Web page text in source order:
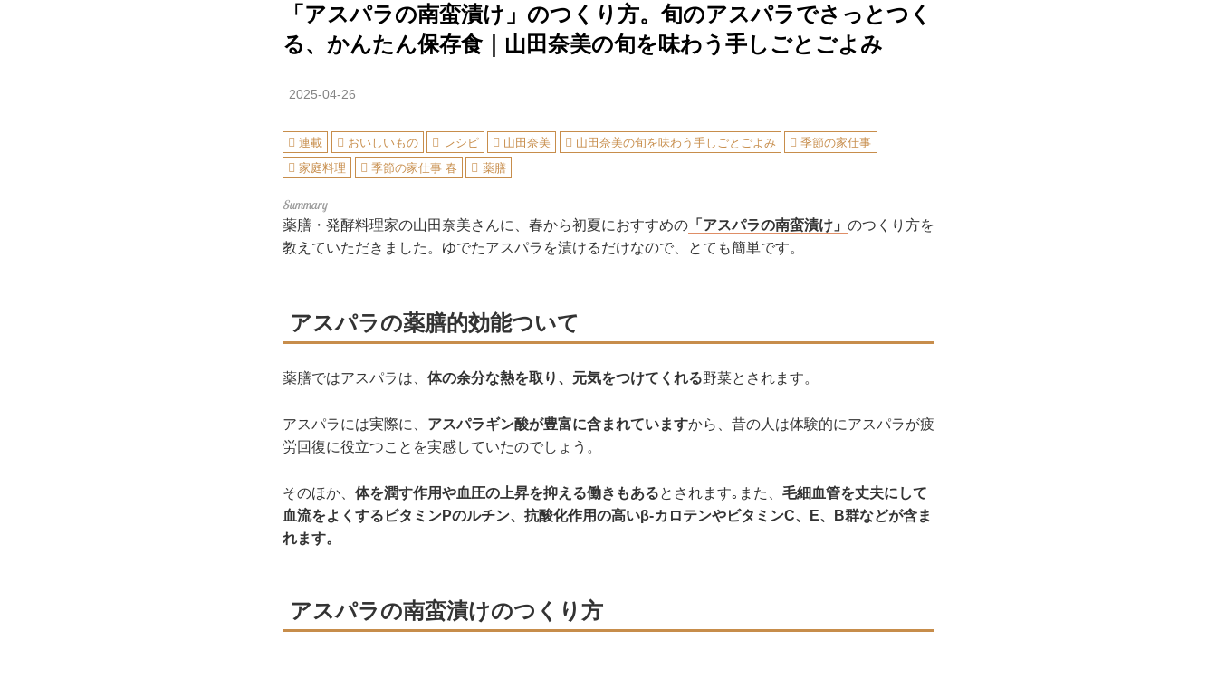
「アスパラの南蛮漬け」のつくり方。旬のアスパラでさっとつく
る、かんたん保存食｜山田奈美の旬を味わう手しごとごよみ
2025-04-26
連載 おいしいもの レシピ 山田奈美 山田奈美の旬を味わう手しごとごよみ
季節の家仕事
家庭料理
季節の家仕事 春 薬膳
薬膳・発酵料理家の山田奈美さんに、春から初夏におすすめの 「アスパラの南蛮漬け」 のつくり方を
教えていただきました。ゆでたアスパラを漬けるだけなので、とても簡単です。
アスパラの薬膳的効能ついて
薬膳ではアスパラは、 体の余分な熱を取り、元気をつけてくれる野菜とされます。
アスパラには実際に、 アスパラギン酸が豊富に含まれていますから、昔の人は体験的にアスパラが疲
労回復に役立つことを実感していたのでしょう。
そのほか、 体を潤す作用や血圧の上昇を抑える働きもあるとされます｡また、 毛細血管を丈夫にして
血流をよくするビタミンPのルチン、抗酸化作用の高いβ-カロテンやビタミンC、E、B群などが含ま
れます。
アスパラの南蛮漬けのつくり方